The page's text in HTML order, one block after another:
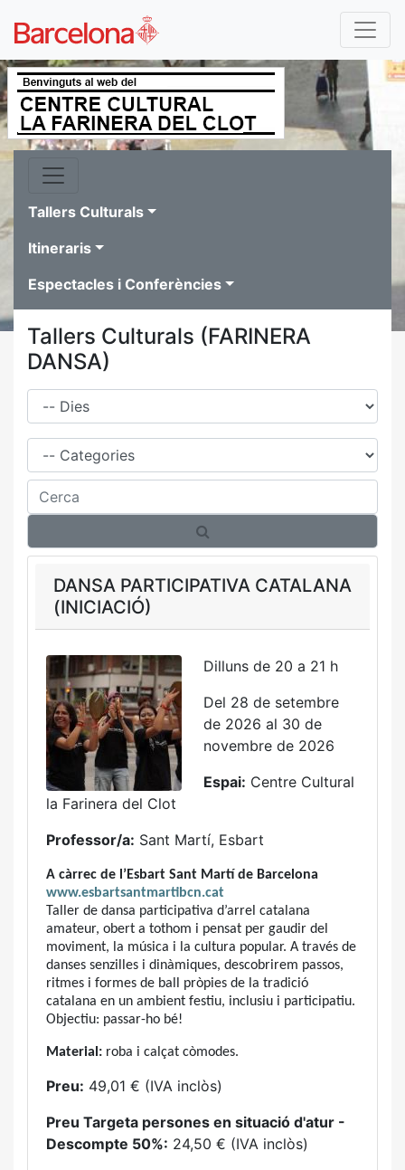
Tallers Culturals
Itineraris
Espectacles i Conferències
Tallers Culturals (FARINERA
DANSA)
Dies
Família
Cerca
DANSA PARTICIPATIVA CATALANA
(INICIACIÓ)
Dilluns de 20 a 21 h
Del 28 de setembre
de 2026 al 30 de
novembre de 2026
Espai: Centre Cultural
la Farinera del Clot
Professor/a: Sant Martí, Esbart
A càrrec de l’Esbart Sant Martí de Barcelona
www.esbartsantmartibcn.cat
Taller de dansa participativa d’arrel catalana
amateur, obert a tothom i pensat per gaudir del
moviment, la música i la cultura popular. A través de
danses senzilles i dinàmiques, descobrirem passos,
ritmes i formes de ball pròpies de la tradició
catalana en un ambient festiu, inclusiu i participatiu.
Objectiu: passar-ho bé!
Material: roba i calçat còmodes.
Preu: 49,01 € (IVA inclòs)
Preu Targeta persones en situació d'atur -
Descompte 50%: 24,50 € (IVA inclòs)